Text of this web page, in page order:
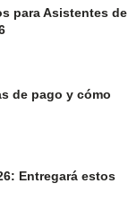
para Asistentes de
de pago y cómo
Entregará estos